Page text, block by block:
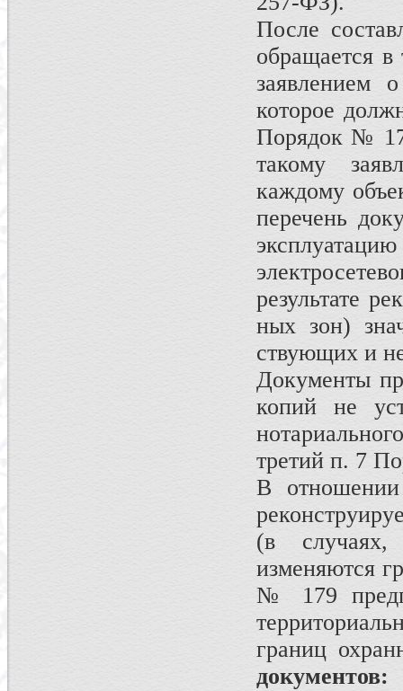
После
обращается в
заявлением
которое
Порядок №
такому
каждому
перечень
результате
ных зон)
ствующих и
Документы
копий не
третий п. 7
В
(в случаях,
изменяются
№ 179
границ
документов: